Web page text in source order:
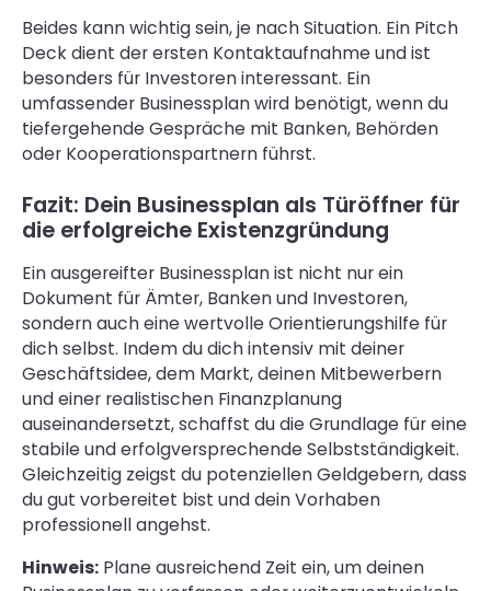
Beides kann wichtig sein, je nach Situation. Ein Pitch
Deck dient der ersten Kontaktaufnahme und ist
besonders für Investoren interessant. Ein
umfassender Businessplan wird benötigt, wenn du
tiefergehende Gespräche mit Banken, Behörden
oder Kooperationspartnern führst.
Fazit: Dein Businessplan als Türöffner für
die erfolgreiche Existenzgründung
Ein ausgereifter Businessplan ist nicht nur ein
Dokument für Ämter, Banken und Investoren,
sondern auch eine wertvolle Orientierungshilfe für
dich selbst. Indem du dich intensiv mit deiner
Geschäftsidee, dem Markt, deinen Mitbewerbern
und einer realistischen Finanzplanung
auseinandersetzt, schaffst du die Grundlage für eine
stabile und erfolgversprechende Selbstständigkeit.
Gleichzeitig zeigst du potenziellen Geldgebern, dass
du gut vorbereitet bist und dein Vorhaben
professionell angehst.
Hinweis:Plane ausreichend Zeit ein, um deinen